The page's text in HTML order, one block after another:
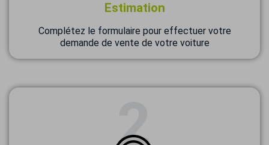
Estimation
Complétez le formulaire pour effectuer votre
demande de vente de votre voiture